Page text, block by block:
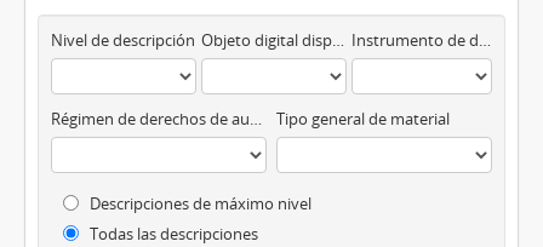
Nivel de descripción Objeto digital disponibles Instrumento de descripción
Régimen de derechos de autor Tipo general de material
Descripciones de máximo nivel
Todas las descripciones